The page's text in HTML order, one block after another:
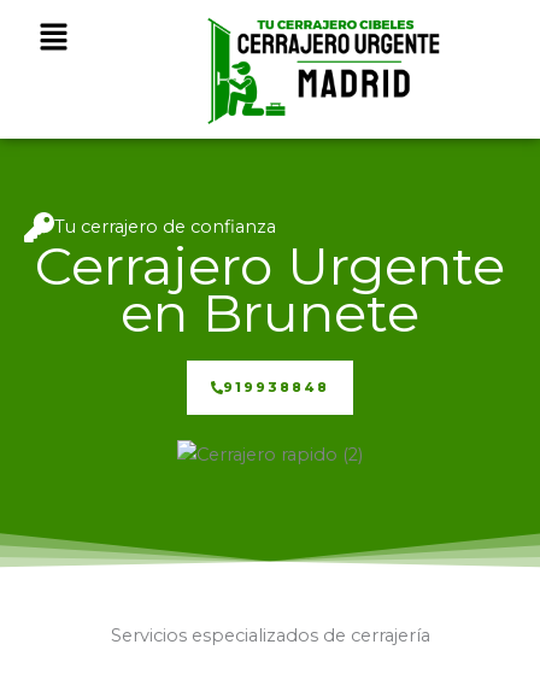
Menú
Tu cerrajero de confianza
Cerrajero Urgente
en Brunete
919938848
Servicios especializados de cerrajería